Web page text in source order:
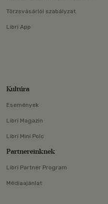
Törzsvásárlói szabályzat
Libri App
Kultúra
Események
Libri Magazin
Libri Mini Polc
Partnereinknek
Libri Partner Program
Médiaajánlat